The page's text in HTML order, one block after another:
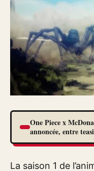
One Piece x
annoncée, entre
La saison 1 de